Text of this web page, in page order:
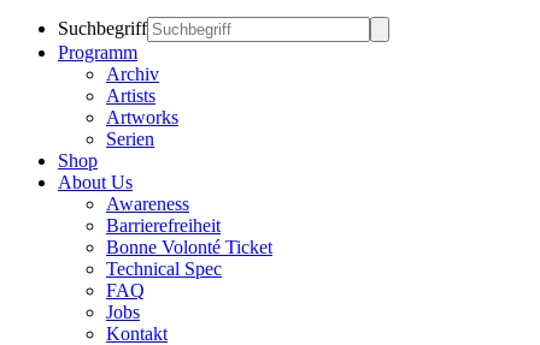
Suchbegriff
Programm
Archiv
Artists
Artworks
Serien
Shop
About Us
Awareness
Barrierefreiheit
Bonne Volonté Ticket
Technical Spec
FAQ
Jobs
Kontakt